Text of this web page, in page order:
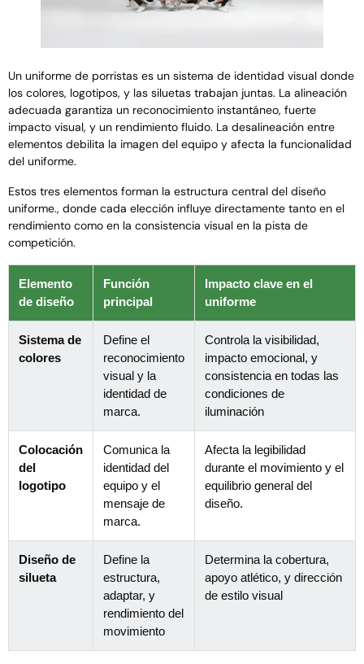
Un uniforme de porristas es un sistema de identidad visual donde
los colores, logotipos, y las siluetas trabajan juntas. La alineación
adecuada garantiza un reconocimiento instantáneo, fuerte
impacto visual, y un rendimiento fluido. La desalineación entre
elementos debilita la imagen del equipo y afecta la funcionalidad
del uniforme.
Estos tres elementos forman la estructura central del diseño
uniforme., donde cada elección influye directamente tanto en el
rendimiento como en la consistencia visual en la pista de
competición.
Elemento
de diseño
Función
principal
Impacto clave en el
uniforme
Sistema de
colores
Define el
reconocimiento
visual y la
identidad de
marca.
Controla la visibilidad,
impacto emocional, y
consistencia en todas las
condiciones de
iluminación
Colocación
del
logotipo
Comunica la
identidad del
equipo y el
mensaje de
marca.
Afecta la legibilidad
durante el movimiento y el
equilibrio general del
diseño.
Diseño de
silueta
Define la
estructura,
adaptar, y
rendimiento del
movimiento
Determina la cobertura,
apoyo atlético, y dirección
de estilo visual